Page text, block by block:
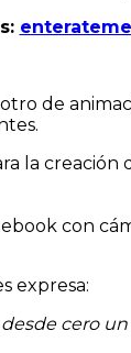
de
la
con
expresa:
cero